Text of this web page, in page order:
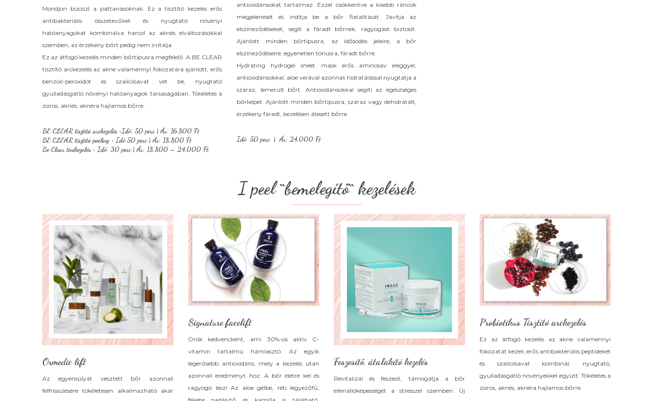
Mondjon búcsút a pattanásoknak. Ez a tisztító kezelés erős
antibakteriális összetevőket és nyugtató növényi
hatóanyagokat kombinálva harcol az aknés elváltozásokkal
szemben, az érzékeny bőrt pedig nem irritálja.
Ez az átfogó kezelés minden bőrtípusra megfelelő. A BE CLEAR
tisztító arckezelés az akne valamennyi fokozatára ajánlott, erős
benzoil-peroxidot és szalicilsavat vet be, nyugtató
gyulladásgátló növényi hatóanyagok társaságában. Tökéletes a
zsíros, aknés, aknéra hajlamos bőrre.
BE CLEAR tisztító arckezelés >Idő: 50 perc | Ár: 16.800 Ft
BE CLEAR tisztító peeling > Idő:50 perc | Ár: 18.800 Ft
Be Clear tinikezelés > Idő: 30 perc | Ár: 18.800 – 24.000 Ft
antioxidánsokat tartalmaz. Ezzel csökkentve a kisebb ráncok
megjelenését és indítja be a bőr fiatalítását. Javítja az
elszíneződéseket, segít a fáradt bőrnek, ragyogást biztosít.
Ajánlott minden bőrtípusra, az idősödés jeleire, a bőr
elszíneződéseire, egyenetlen tónusra, fáradt bőrre.
Hydrating hydrogel sheet mask erős aminosav eleggyel,
antioxidánsokkal, aloe verával azonnali hidratálással nyugtatja a
száraz, lemerült bőrt. Antioxidánsokkal segíti az egészséges
bőrképet. Ajánlott minden bőrtípusra, száraz vagy dehidratált,
érzékeny fáradt, kezelésen átesett bőrre.
Idő: 50 perc | Ár: 24.000 Ft
I peel ``bemelegítő`` kezelések
Ormedic lift
Az egyensúlyát vesztett bőr azonnali
felfrissülésére tökéletesen alkalmazható akár
Signature facelift
Örök kedvencként, ami 30%-os aktív C-
vitamin tartalmú hámlasztó. Az egyik
legerősebb antioxidáns, mely a kezelés után
azonnali eredményt hoz. A bőr életre kel és
ragyogó lesz! Az aloe gélbe, réti legyezőfű,
Feszesítő, átalakító kezelés
Revitalizál és feszesít, támogatja a bőr
ellenállóképességét a stresszel szemben. Új
Probiotikus Tisztító arckezelés
Ez az átfogó kezelés az akne valamennyi
fokozatát kezeli, erős antibakteriális peptideket
és szalicilsavat kombinál, nyugtató,
gyulladásgátló növényekkel együtt. Tökéletes a
zsíros, aknés, aknéra hajlamos bőrre.